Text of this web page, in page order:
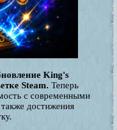
King's
Steam. Теперь
с современными
достижения